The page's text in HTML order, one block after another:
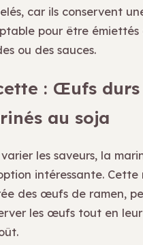
car ils conservent
pour être émiettés
ou des sauces.
: Œufs durs
au soja
varier les saveurs, la
intéressante. Cette
des œufs de ramen,
les œufs tout en